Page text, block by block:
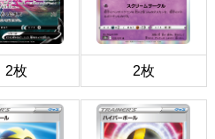
2枚 2枚